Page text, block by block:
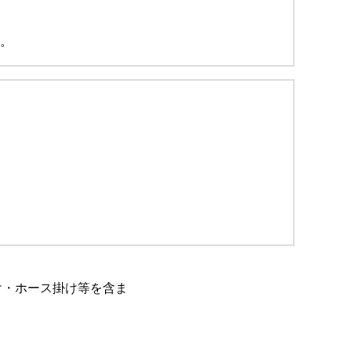
ホース掛け等を含ま